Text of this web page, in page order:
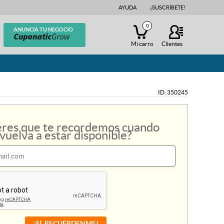
AYUDA ¡SUSCRÍBETE!
ANUNCIA TU NEGOCIO
Clientes
0
Mi carro
ID: 350245
que te recordemos cuando
a estar disponible?
AYUDA ¡SUSCRÍBETE!
ANUNCIA TU NEGOCIO
Clientes
0
Mi carro